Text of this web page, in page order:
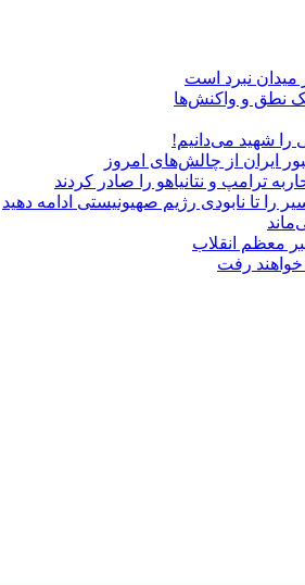
میدان نبرد است
نطق و واکنش‌ها
را شهید می‌دانیم!
ایران از چالش‌های امروز
را تا نابودی رژیم صهیونیستی ادامه دهید
معظم انقلاب
رفت